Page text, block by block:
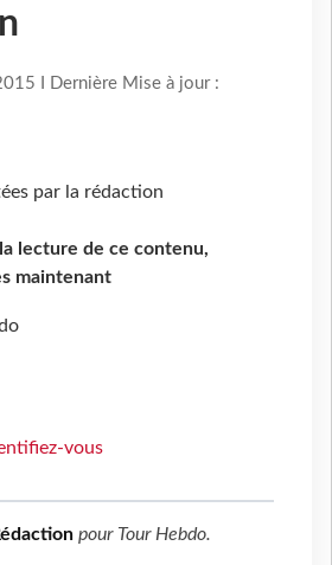
I Dernière Mise à jour :
lecture de ce contenu,
maintenant
vous
pour Tour Hebdo.